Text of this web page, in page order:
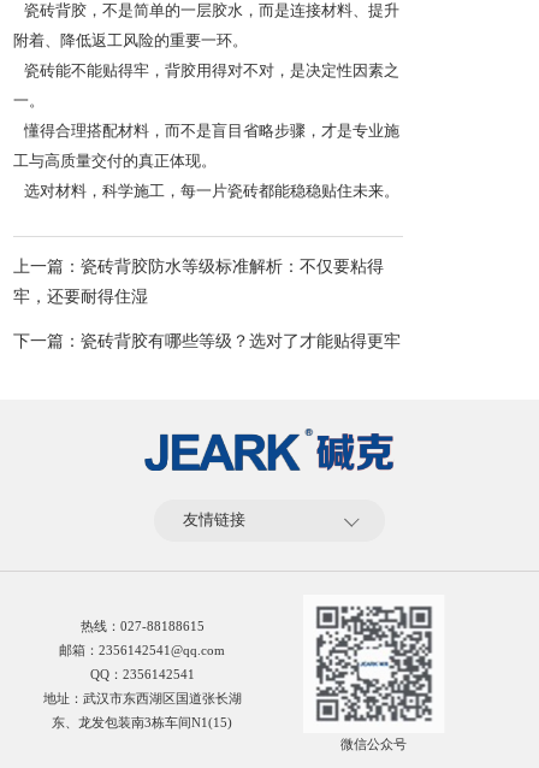
瓷砖背胶，不是简单的一层胶水，而是连接材料、提升
附着、降低返工风险的重要一环。
瓷砖能不能贴得牢，背胶用得对不对，是决定性因素之
一。
懂得合理搭配材料，而不是盲目省略步骤，才是专业施
工与高质量交付的真正体现。
选对材料，科学施工，每一片瓷砖都能稳稳贴住未来。
上一篇：瓷砖背胶防水等级标准解析：不仅要粘得
牢，还要耐得住湿
下一篇：瓷砖背胶有哪些等级？选对了才能贴得更牢
友情链接
热线： 027-88188615
邮箱：2356142541@qq.com
QQ：2356142541
地址：武汉市东西湖区国道张长湖
东、龙发包装南3栋车间N1(15)
微信公众号